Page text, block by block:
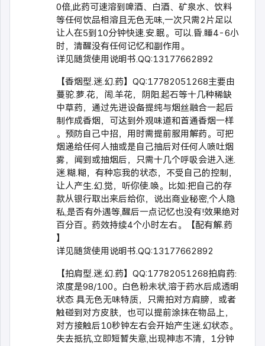
0倍,此药可速溶到啤酒、白酒、矿泉水、饮料
等任何饮品相溶且无色无味,一次只需2片足以
让人在5到10分钟快速.安.眠。可以.昏.睡4-6小
时，清醒没有任何记忆和副作用。
详见随货使用说明书.QQ:13177662892
【香烟型.迷.幻.药】QQ:17782051268主要由
蔓驼.萝.花，闹.羊花，阴阳.起石等十几种稀缺
中草药，通过先进设备提纯与烟丝融合一起后
制作成香烟，可达到外观味道和首通香烟一样
。预防自己中招，用时需提前服用解药。可把
烟递给任何人抽或是自己抽后对任何人喷吐烟
雾，闻到或抽烟后，只需十几个呼吸会进入迷.
迷.糊.糊，有种忘我的状态，不受自己的控制，
让人产生.幻.觉，听你使.唤。比如:把自己的存
款从银行取出来后给你，说出商业秘密,个人隐
私,是否有外遇等,醒后一点记忆也没有!效果绝对
百分百。药效持续4个小时左右。【配有解.药
】
详见随货使用说明书.QQ:13177662892
【拍肩型.迷.幻.药】QQ:17782051268拍肩药:
浓度是98/100。白色粉未状,溶于药水后成透明
状态 具无色无味特质，只需拍对方肩膀，或者
触碰到对方皮肤，也可以提前涂抹在物品上，
对方接触后10秒钟左右会开始产生迷.幻状态。
失去抵抗,立即短暂失意,出现神志不清，1分钟